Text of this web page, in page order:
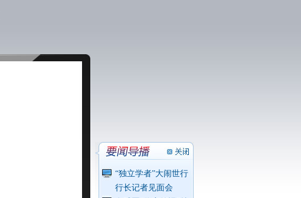
“独立学者”大闹世行
行长记者见面会